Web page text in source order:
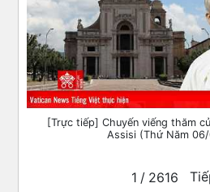
[Trực tiếp] Chuyến viếng thăm
Assisi (Thứ Năm
1 / 2616